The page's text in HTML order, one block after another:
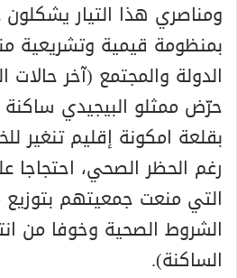
ومناصري هذا التيار
بمنظومة قيمية وتشريعية
الدولة والمجتمع (آخر حالات
حرّض ممثلو البيجيدي ساكنة
بقلعة امكونة إقليم تنغير
رغم الحظر الصحي، احتجاجا
التي منعت جمعيتهم بتوزيع
الشروط الصحية وخوفا من
الساكنة).